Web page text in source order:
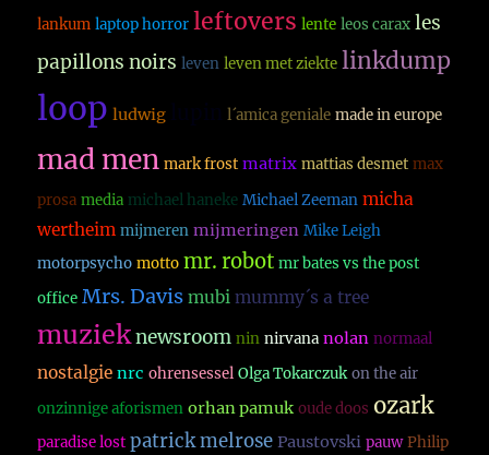
lankum laptop horror leftovers lente leos carax les
papillons noirs leven leven met ziekte linkdump
loop ludwig l´amica geniale made in europe
mad men mark frost matrix mattias desmet max
prosa media michael haneke Michael Zeeman micha
wertheim mijmeren mijmeringen Mike Leigh
motorpsycho motto mr. robot mr bates vs the post
office Mrs. Davis mubi mummy´s a tree
muzieknewsroom nin nirvana nolan normaal
nostalgie nrc ohrensessel Olga Tokarczuk on the air
onzinnige aforismen orhan pamuk oude doos ozark
paradise lost patrick melrose Paustovski pauw Philip